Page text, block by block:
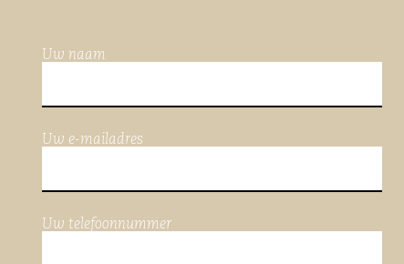
Uw naam
Uw e-mailadres
Uw telefoonnummer